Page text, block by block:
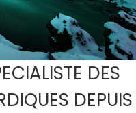
DES
DEPUIS